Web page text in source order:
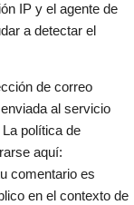
IP y el agente de
a detectar el
de correo
al servicio
política de
aquí:
comentario es
en el contexto de